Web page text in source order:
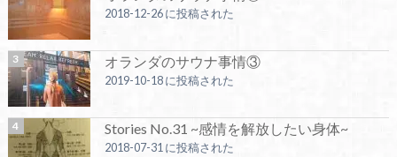
2018-12-26 に投稿された
オランダのサウナ事情③
2019-10-18 に投稿された
Stories No.31 ~感情を解放したい身体~
2018-07-31 に投稿された